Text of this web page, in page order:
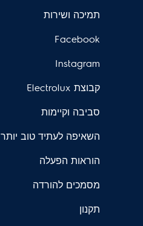
תמיכה ושירות
Facebook
Instagram
קבוצת Electrolux
סביבה וקיימות
השאיפה לעתיד טוב יותר
הוראות הפעלה
מסמכים להורדה
תקנון